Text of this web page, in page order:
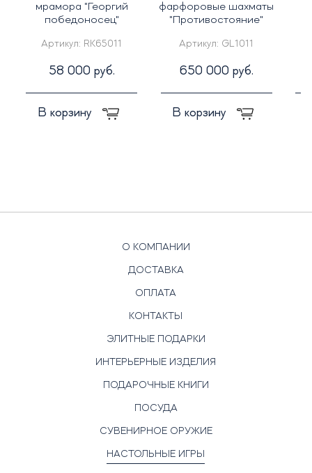
мрамора "Георгий
победоносец"
Артикул: RK65011
58 000 руб.
В корзину
фарфоровые шахматы
"Противостояние"
Артикул: GL1011
650 000 руб.
В корзину
О КОМПАНИИ
ДОСТАВКА
ОПЛАТА
КОНТАКТЫ
ЭЛИТНЫЕ ПОДАРКИ
ИНТЕРЬЕРНЫЕ ИЗДЕЛИЯ
ПОДАРОЧНЫЕ КНИГИ
ПОСУДА
СУВЕНИРНОЕ ОРУЖИЕ
НАСТОЛЬНЫЕ ИГРЫ